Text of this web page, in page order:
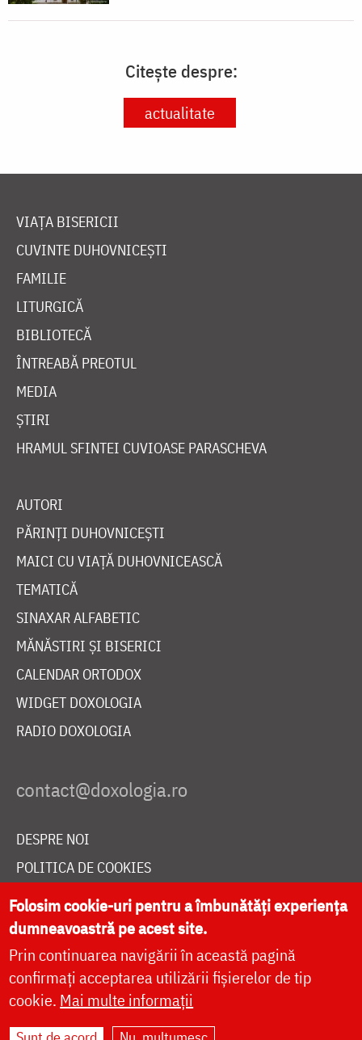
Citește despre:
actualitate
VIAȚA BISERICII
CUVINTE DUHOVNICEȘTI
FAMILIE
LITURGICĂ
BIBLIOTECĂ
ÎNTREABĂ PREOTUL
MEDIA
ȘTIRI
HRAMUL SFINTEI CUVIOASE PARASCHEVA
AUTORI
PĂRINȚI DUHOVNICEȘTI
MAICI CU VIAȚĂ DUHOVNICEASCĂ
TEMATICĂ
SINAXAR ALFABETIC
MĂNĂSTIRI ȘI BISERICI
CALENDAR ORTODOX
WIDGET DOXOLOGIA
RADIO DOXOLOGIA
DESPRE NOI
POLITICA DE COOKIES
DONEAZĂ ONLINE PENTRU CATEDRALA NAȚIONALĂ
LIVE
Folosim cookie-uri pentru a îmbunătăți experiența
dumneavoastră pe acest site.
Prin continuarea navigării în această pagină
confirmați acceptarea utilizării fișierelor de tip
cookie. Mai multe informații